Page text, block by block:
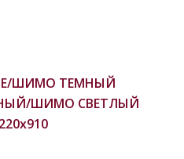
ШИМО ТЕМНЫЙ
ШИМО СВЕТЛЫЙ